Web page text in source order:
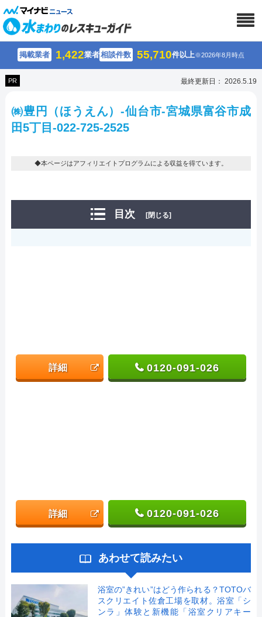
掲載業者 1,422業者相談件数 55,710件以上※2026年8月時点
PR 最終更新日： 2026.5.19
㈱豊円（ほうえん）-仙台市-宮城県富谷市成
田5丁目-022-725-2525
◆本ページはアフィリエイトプログラムによる収益を得ています。
目次 [閉じる]
詳細 0120-091-026
詳細 0120-091-026
あわせて読みたい
浴室の”きれい”はどう作られる？TOTOバ
スクリエイト佐倉工場を取材。浴室「シ
ンラ」体験と新機能「浴室クリアキー